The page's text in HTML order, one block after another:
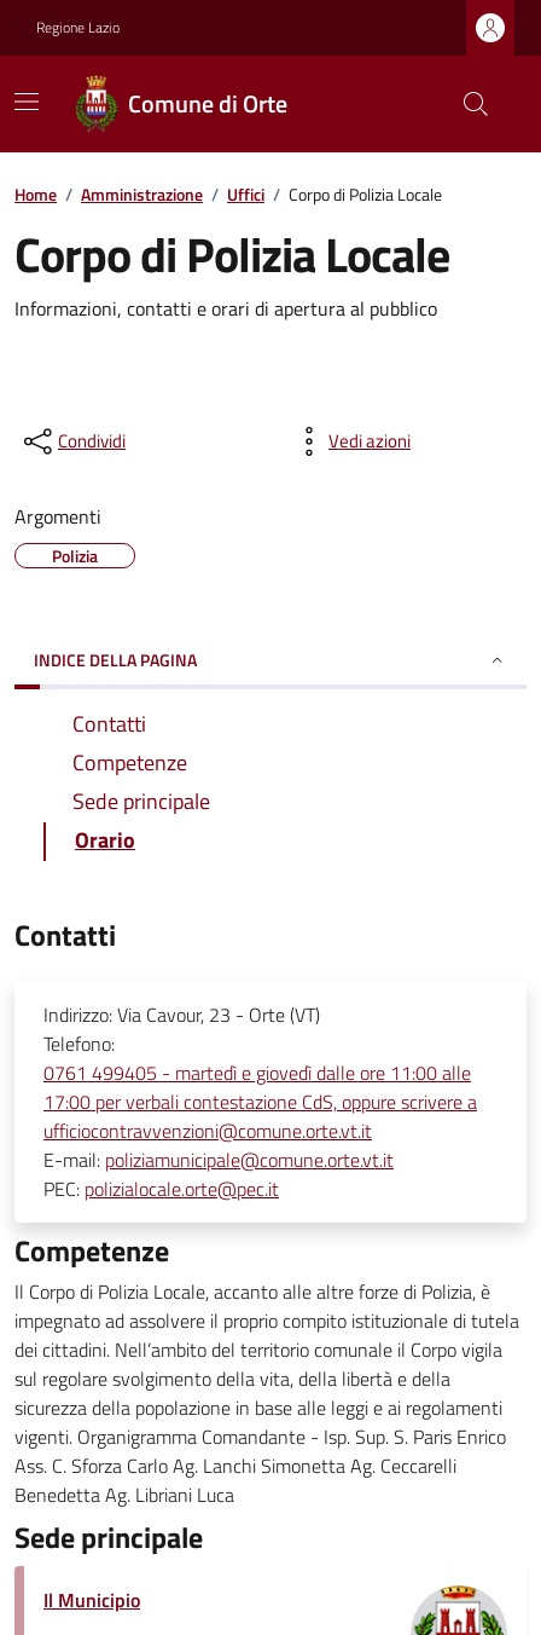
Regione Lazio
Comune di Orte
Home / Amministrazione / Uffici / Corpo di Polizia Locale
Corpo di Polizia Locale
Informazioni, contatti e orari di apertura al pubblico
Condividi Vedi azioni
Argomenti
Polizia
INDICE DELLA PAGINA
Contatti
Competenze
Sede principale
Orario
Contatti
Indirizzo:Via Cavour, 23 - Orte (VT)
Telefono:
0761 499405 - martedì e giovedì dalle ore 11:00 alle
17:00 per verbali contestazione CdS, oppure scrivere a
ufficiocontravvenzioni@comune.orte.vt.it
E-mail: poliziamunicipale@comune.orte.vt.it
PEC: polizialocale.orte@pec.it
Competenze
Il Corpo di Polizia Locale, accanto alle altre forze di Polizia, è
impegnato ad assolvere il proprio compito istituzionale di tutela
dei cittadini. Nell’ambito del territorio comunale il Corpo vigila
sul regolare svolgimento della vita, della libertà e della
sicurezza della popolazione in base alle leggi e ai regolamenti
vigenti. Organigramma Comandante - Isp. Sup. S. Paris Enrico
Ass. C. Sforza Carlo Ag. Lanchi Simonetta Ag. Ceccarelli
Benedetta Ag. Libriani Luca
Sede principale
Il Municipio